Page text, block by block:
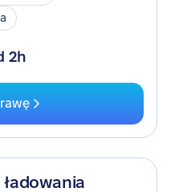
2h
ładowania